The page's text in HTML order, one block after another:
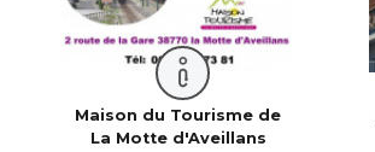
Maison du Tourisme de
La Motte d'Aveillans